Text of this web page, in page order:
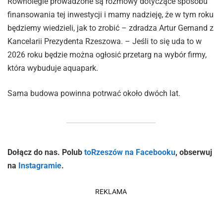
finansowania tej inwestycji i mamy nadzieję, że w tym roku
będziemy wiedzieli, jak to zrobić – zdradza Artur Gernand z
Kancelarii Prezydenta Rzeszowa. – Jeśli to się uda to w
2026 roku będzie można ogłosić przetarg na wybór firmy,
która wybuduje aquapark.
Sama budowa powinna potrwać około dwóch lat.
Dołącz do nas. Polub toRzeszów na Facebooku, obserwuj
na Instagramie.
REKLAMA